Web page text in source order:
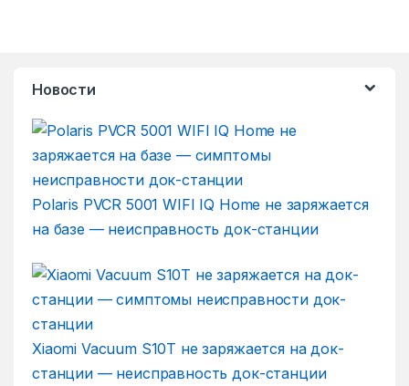
Новости
Polaris PVCR 5001 WIFI IQ Home не заряжается
на базе — неисправность док-станции
Xiaomi Vacuum S10T не заряжается на док-
станции — неисправность док-станции